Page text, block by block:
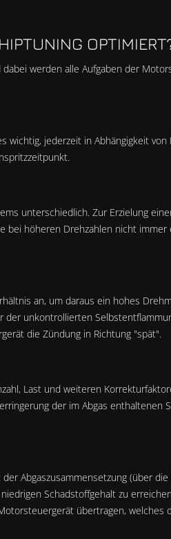
werden alle Aufgaben der
jederzeit in Abhängigkeit
unterschiedlich. Zur Erzielung
höheren Drehzahlen nicht
an, um daraus ein hohes
unkontrollierten
die Zündung in Richtung "spät".
Last und weiteren
der im Abgas
Abgaszusammensetzung (über
Schadstoffgehalt zu
übertragen,